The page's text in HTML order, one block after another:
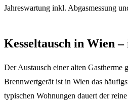
Jahreswartung inkl. Abgasmessung
Kesseltausch in Wien
Der Austausch einer alten Gastherme
Brennwertgerät ist in Wien das
typischen Wohnungen dauert der